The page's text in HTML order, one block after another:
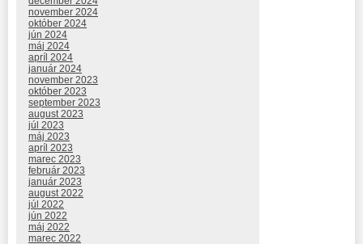
november 2024
október 2024
jún 2024
máj 2024
apríl 2024
január 2024
november 2023
október 2023
september 2023
august 2023
júl 2023
máj 2023
apríl 2023
marec 2023
február 2023
január 2023
august 2022
júl 2022
jún 2022
máj 2022
marec 2022